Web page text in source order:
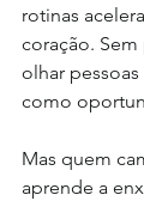
rotinas
coração.
olhar
como
Mas quem
aprende a